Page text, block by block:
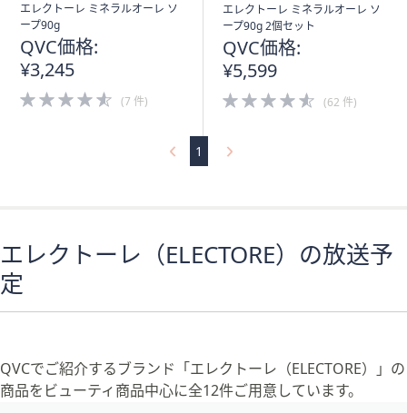
エレクトーレ ミネラルオーレ ソ
ープ90g
QVC価格:
¥3,245
4.5
of
(7 件)
エレクトーレ ミネラルオーレ ソ
ープ90g 2個セット
QVC価格:
¥5,599
4.5
of
(62 件)
1
エレクトーレ（ELECTORE）の放送予
定
QVCでご紹介するブランド「エレクトーレ（ELECTORE）」の
商品をビューティ商品中心に全12件ご用意しています。